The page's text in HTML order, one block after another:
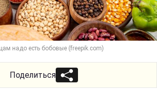
надо есть бобовые (freepik.com)
Поделиться